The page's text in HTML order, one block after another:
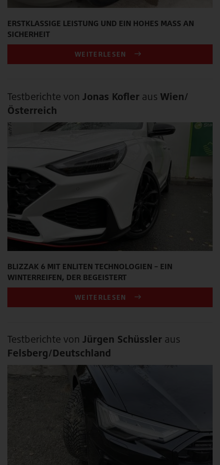
ERSTKLASSIGE LEISTUNG UND EIN HOHES MASS AN S
ICHERHEIT
WEITERLESEN
Testberichte von Jonas Kofler aus Wien/
Österreich
BLIZZAK 6 MIT ENLITEN TECHNOLOGIEN – EIN
WINTERREIFEN, DER BEGEISTERT
WEITERLESEN
Testberichte von Jürgen Schüssler aus
Felsberg/Deutschland